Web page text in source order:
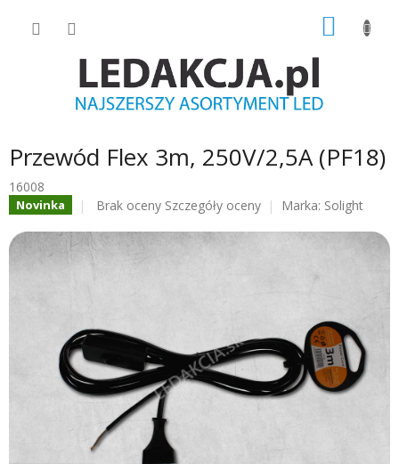
Przewód Flex 3m, 250V/2,5A (PF18)
16008
Novinka
Średnia
produktu
wynosi
Brak oceny Szczegóły oceny Marka: Solight